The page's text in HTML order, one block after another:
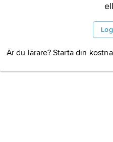
Är du lärare? Starta din